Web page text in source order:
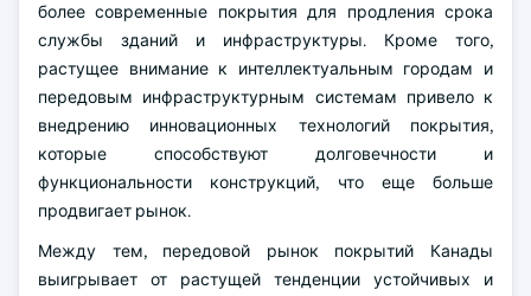
более современные покрытия для продления срока
службы зданий и инфраструктуры. Кроме того,
растущее внимание к интеллектуальным городам и
передовым инфраструктурным системам привело к
внедрению инновационных технологий покрытия,
которые способствуют долговечности и
функциональности конструкций, что еще больше
продвигает рынок.
Между тем, передовой рынок покрытий Канады
выигрывает от растущей тенденции устойчивых и